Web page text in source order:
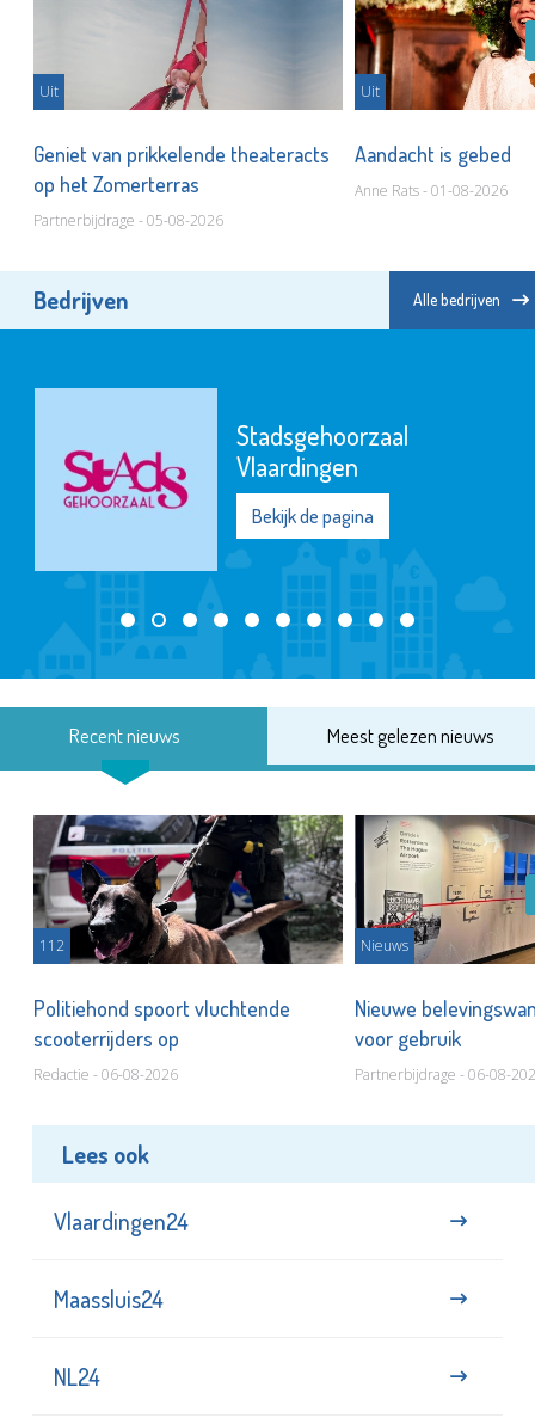
Uit
Geniet van prikkelende theateracts
op het Zomerterras
Partnerbijdrage - 05-08-2026
Uit
Aandacht is gebed
Anne Rats - 01-08-2026
Bedrijven Alle bedrijven
Stadsgehoorzaal
Vlaardingen
Bekijk de pagina
Recent nieuws Meest gelezen nieuws
112
Politiehond spoort vluchtende
scooterrijders op
Redactie - 06-08-2026
Nieuws
Nieuwe
voor gebruik
Partnerbijdrage - 06-08-
Lees ook
Vlaardingen24
Maassluis24
NL24